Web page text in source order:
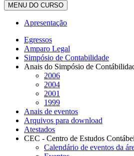
MENU DO CURSO
Apresentação
Egressos
Amparo Legal
Simpósio de Contabilidade
Anais do Simpósio de
2006
2004
2001
1999
Anais de eventos
Arquivos para download
Atestados
CEC - Centro de Estudos
Calendário de eventos da